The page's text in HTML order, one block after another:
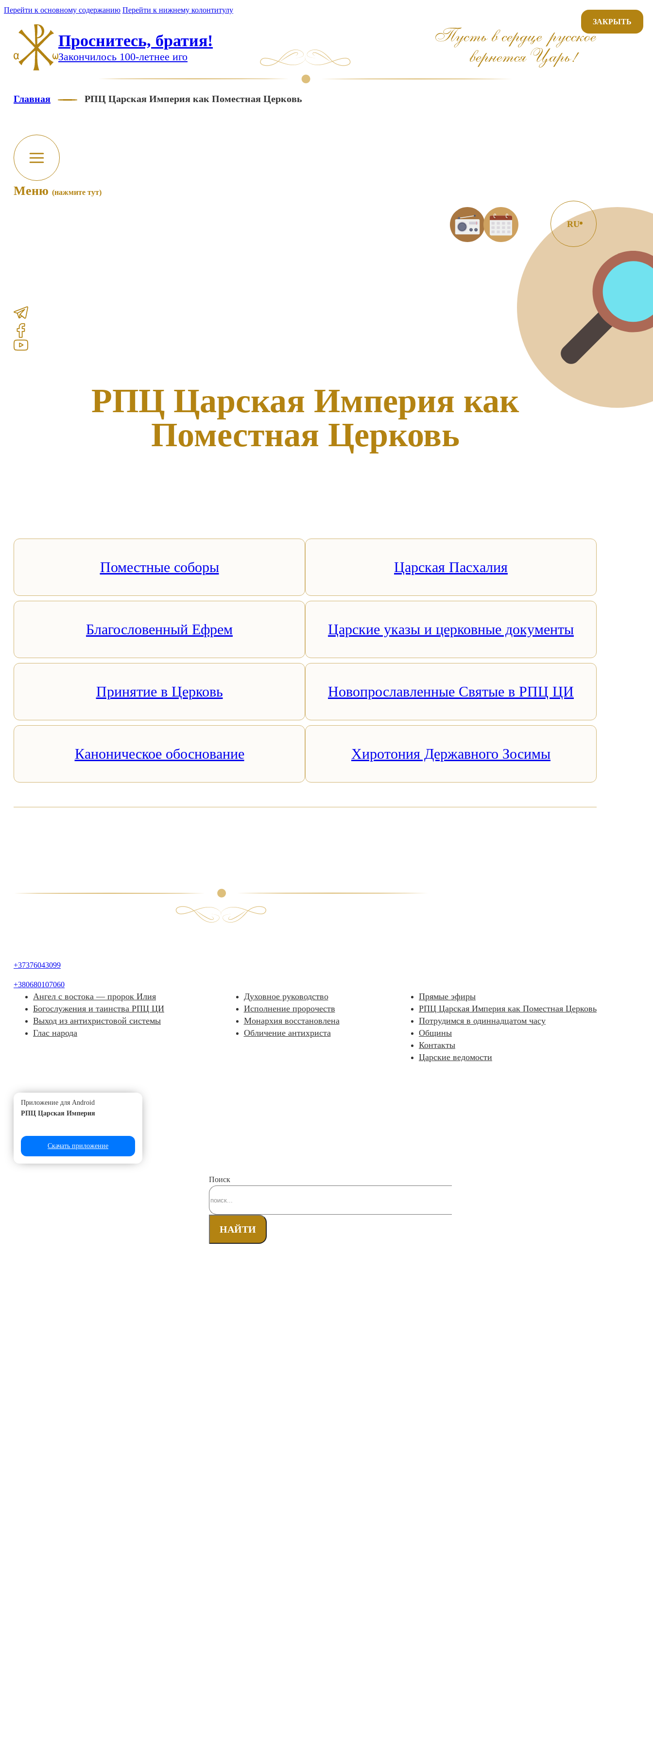
Перейти к основному содержанию Перейти к нижнему колонтитулу
Проснитесь, братия!
Закончилось 100-летнее иго
Главная РПЦ Царская Империя как Поместная Церковь
Меню (нажмите тут)
RU
РПЦ Царская Империя как
Поместная Церковь
Поместные соборы Царская Пасхалия
Благословенный Ефрем Царские указы и церковные документы
Принятие в Церковь Новопрославленные Святые в РПЦ ЦИ
Каноническое обоснование Хиротония Державного Зосимы
+37376043099
+380680107060
Ангел с востока — пророк Илия
Богослужения и таинства РПЦ ЦИ
Выход из антихристовой системы
Глас народа
Духовное руководство
Исполнение пророчеств
Монархия восстановлена
Обличение антихриста
Прямые эфиры
РПЦ Царская Империя как Поместная Церковь
Потрудимся в одиннадцатом часу
Общины
Контакты
Царские ведомости
Приложение для Android
РПЦ Царская Империя
Скачать приложение
Поиск
НАЙТИ
ЗАКРЫТЬ